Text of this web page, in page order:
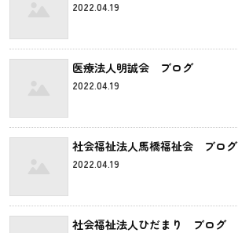
2022.04.19
医療法人明誠会 ブログ
2022.04.19
社会福祉法人馬橋福祉会 ブログ
2022.04.19
社会福祉法人ひだまり ブログ